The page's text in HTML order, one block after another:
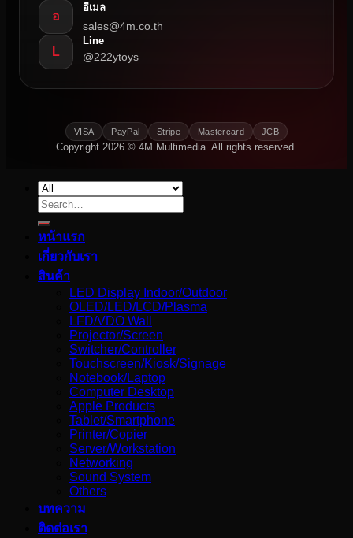
อ
อีเมล
sales@4m.co.th
L
Line
@222ytoys
VISA PayPal Stripe Mastercard JCB
Copyright 2026 © 4M Multimedia. All rights reserved.
Search
for:
หน้าแรก
เกี่ยวกับเรา
สินค้า
LED Display Indoor/Outdoor
OLED/LED/LCD/Plasma
LFD/VDO Wall
Projector/Screen
Switcher/Controller
Touchscreen/Kiosk/Signage
Notebook/Laptop
Computer Desktop
Apple Products
Tablet/Smartphone
Printer/Copier
Server/Workstation
Networking
Sound System
Others
บทความ
ติดต่อเรา